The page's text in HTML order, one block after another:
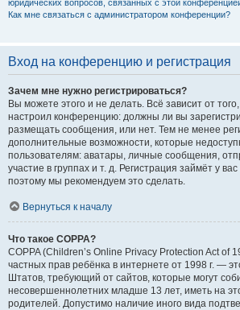
юридических вопросов, связанных с этой
Как мне связаться с администратором конференции?
Вход на конференцию и регистрация
Зачем мне нужно регистрироваться?
Вы можете этого и не делать. Всё зависит от
настроил конференцию: должны ли вы
размещать сообщения, или нет. Тем не менее
дополнительные возможности, которые
пользователям: аватары, личные сообщения,
участие в группах и т. д. Регистрация займёт у
поэтому мы рекомендуем это сделать.
Вернуться к началу
Что такое COPPA?
COPPA (Children’s Online Privacy Protection Act of
частных прав ребёнка в интернете от 1998 г. —
Штатов, требующий от сайтов, которые могут
несовершеннолетних младше 13 лет, иметь на
родителей. Допустимо наличие иного вида